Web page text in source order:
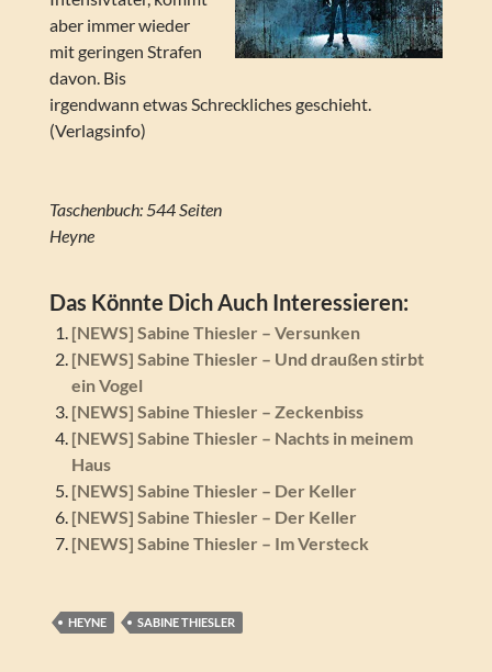
aber immer wieder
mit geringen Strafen
davon. Bis
irgendwann etwas Schreckliches geschieht.
(Verlagsinfo)
Taschenbuch: 544 Seiten
Heyne
Das Könnte Dich Auch Interessieren:
[NEWS] Sabine Thiesler – Versunken
[NEWS] Sabine Thiesler – Und draußen stirbt
ein Vogel
[NEWS] Sabine Thiesler – Zeckenbiss
[NEWS] Sabine Thiesler – Nachts in meinem
Haus
[NEWS] Sabine Thiesler – Der Keller
[NEWS] Sabine Thiesler – Der Keller
[NEWS] Sabine Thiesler – Im Versteck
HEYNE SABINE THIESLER